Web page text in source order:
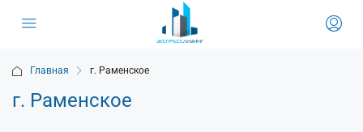
Главная г. Раменское
г. Раменское